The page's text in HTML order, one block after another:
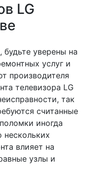
LG
уверены на
услуг и
производителя
телевизора LG
так
считанные
иногда
нескольких
влияет на
узлы и